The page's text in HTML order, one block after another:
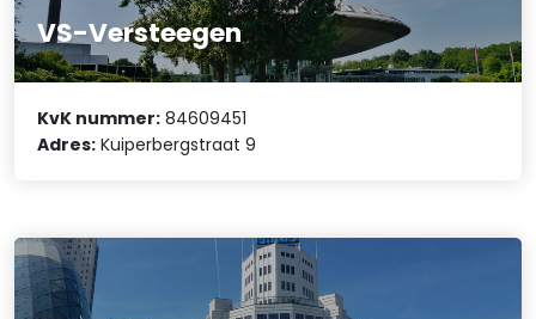
VS-Versteegen
KvK nummer: 84609451
Adres: Kuiperbergstraat 9